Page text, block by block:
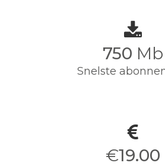
750 Mb
Snelste
€19.00